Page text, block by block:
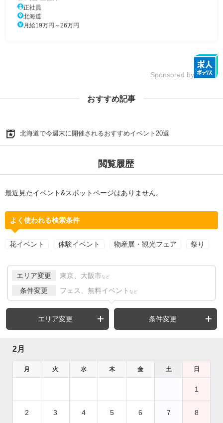
正社員
北海道
月給19万円～26万円
Sponsored by
おすすめ記事
北海道で今週末に開催されるおすすめイベント20選
閲覧履歴
最近見たイベント&スポットページはありません。
よく使われる検索条件
花イベント 体験イベント 物産展・観光フェア 祭り
エリア変更 東京、大阪市 など
条件変更 フェス、無料イベント など
エリア変更 条件変更
2月
月 火 水 木 金 土 日
1
2 3 4 5 6 7 8